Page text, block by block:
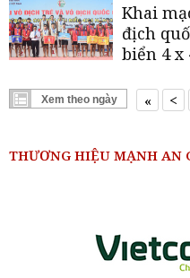
Khai
địch
biển 4 x
Xem theo ngày
T2
T3 T6
20 21 22
« <
THƯƠNG HIỆU MẠNH AN